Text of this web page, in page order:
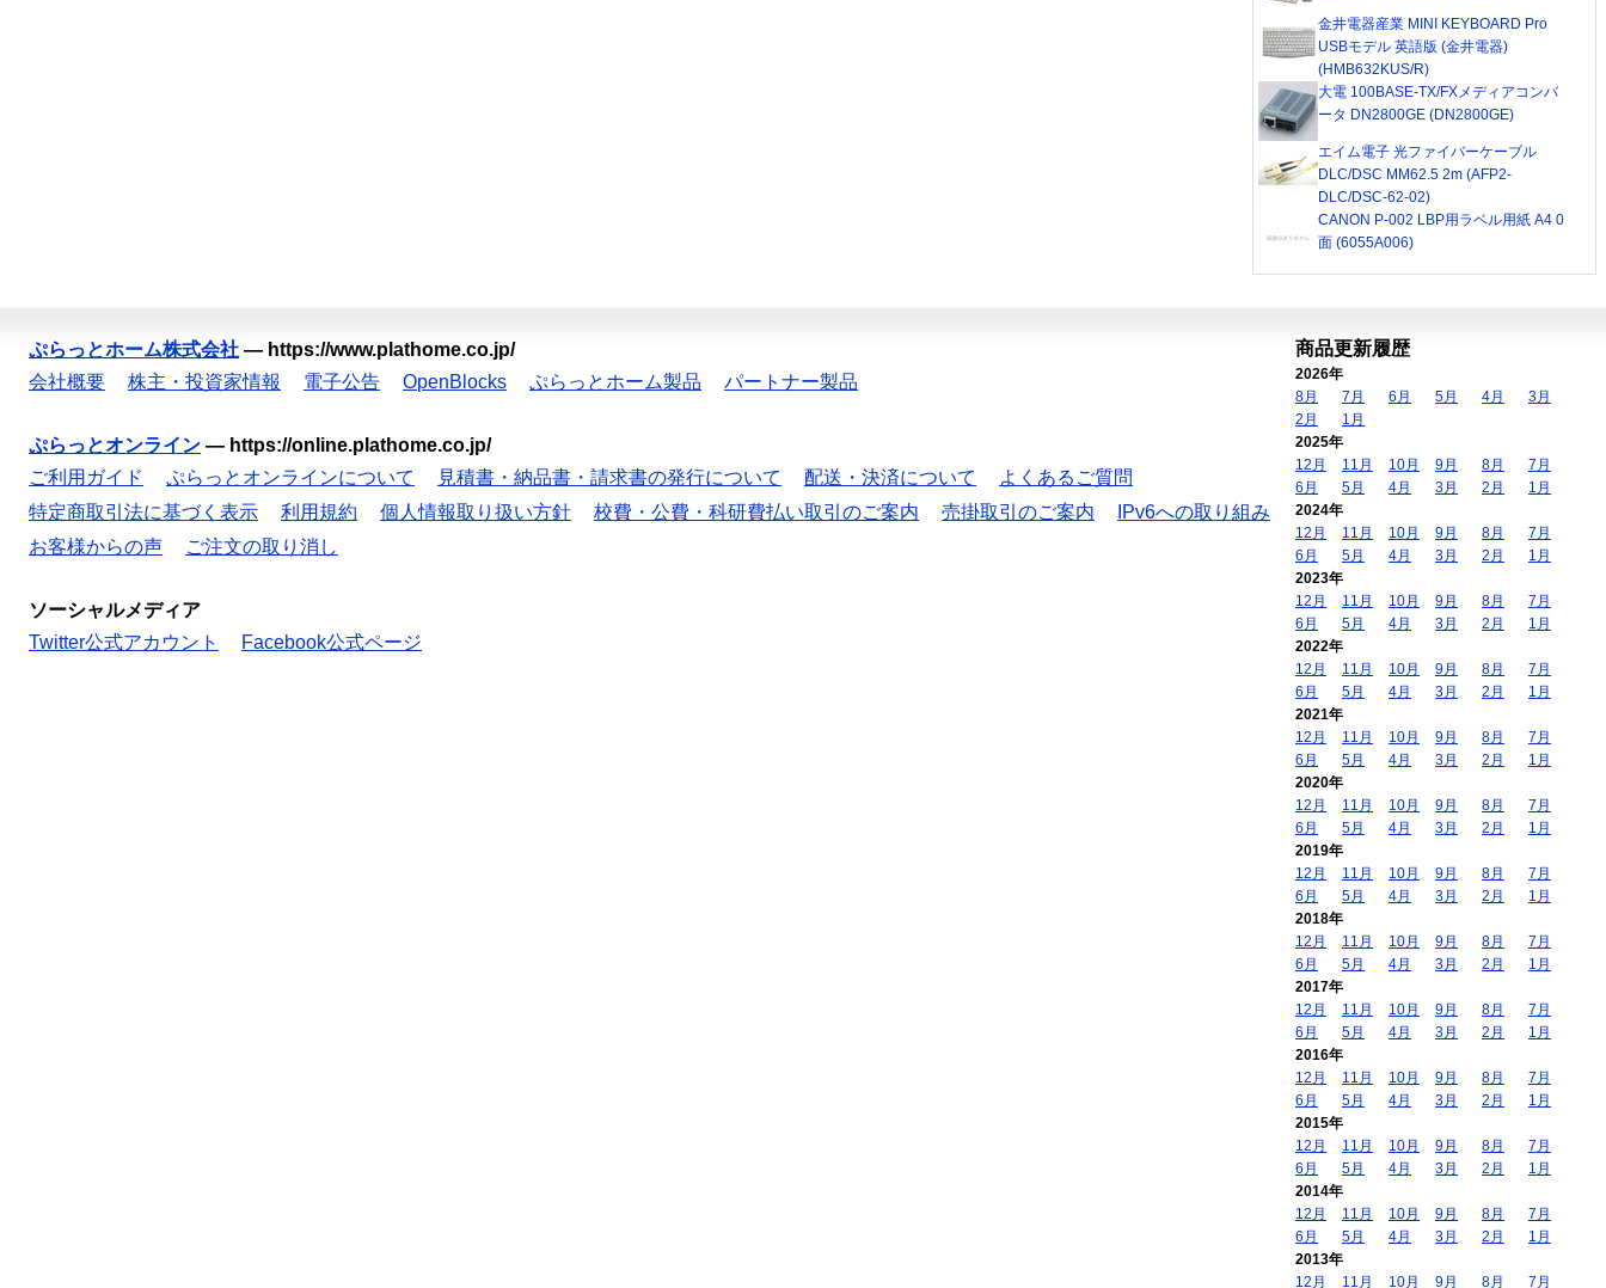
金井電器産業 MINI KEYBOARD Pro
USBモデル 英語版 (金井電器)
(HMB632KUS/R)
大電 100BASE-TX/FXメディアコンバ
ータ DN2800GE (DN2800GE)
エイム電子 光ファイバーケーブル
DLC/DSC MM62.5 2m (AFP2-
DLC/DSC-62-02)
CANON P-002 LBP用ラベル用紙 A4 0
面 (6055A006)
ぷらっとホーム株式会社 — https://www.plathome.co.jp/
会社概要
株主・投資家情報 電子公告 OpenBlocks ぷらっとホーム製品 パートナー製品
ぷらっとオンライン — https://online.plathome.co.jp/
ご利用ガイド
ぷらっとオンラインについて 見積書・納品書・請求書の発行について 配送・決済について
よくあるご質問
特定商取引法に基づく表示
利用規約 個人情報取り扱い方針 校費・公費・科研費払い取引のご案内 売掛取引のご案内
IPv6への取り組み
お客様からの声
ご注文の取り消し
ソーシャルメディア
Twitter公式アカウント
Facebook公式ページ
商品更新履歴
2026年
8月
7月 6月 5月 4月
3月
2月
1月
2025年
12月
11月 10月 9月 8月
7月
6月
5月 4月 3月 2月
1月
2024年
12月
11月 10月 9月 8月
7月
6月
5月 4月 3月 2月
1月
2023年
12月
11月 10月 9月 8月
7月
6月
5月 4月 3月 2月
1月
2022年
12月
11月 10月 9月 8月
7月
6月
5月 4月 3月 2月
1月
2021年
12月
11月 10月 9月 8月
7月
6月
5月 4月 3月 2月
1月
2020年
12月
11月 10月 9月 8月
7月
6月
5月 4月 3月 2月
1月
2019年
12月
11月 10月 9月 8月
7月
6月
5月 4月 3月 2月
1月
2018年
12月
11月 10月 9月 8月
7月
6月
5月 4月 3月 2月
1月
2017年
12月
11月 10月 9月 8月
7月
6月
5月 4月 3月 2月
1月
2016年
12月
11月 10月 9月 8月
7月
6月
5月 4月 3月 2月
1月
2015年
12月
11月 10月 9月 8月
7月
6月
5月 4月 3月 2月
1月
2014年
12月
11月 10月 9月 8月
7月
6月
5月 4月 3月 2月
1月
2013年
12月
11月 10月 9月 8月 7月